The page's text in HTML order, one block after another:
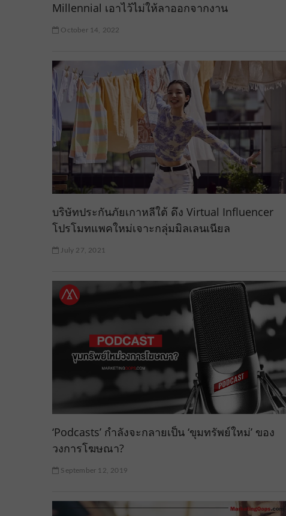
Millennial เอาไว้ไม่ให้ลาออกจากงาน
October 14, 2022
บริษัทประกันภัยเกาหลีใต้ ดึง Virtual Influencer
โปรโมทแพคใหม่เจาะกลุ่มมิลเลนเนียล
July 27, 2021
‘Podcasts’ กำลังจะกลายเป็น ‘ขุมทรัพย์ใหม่’ ของ
วงการโฆษณา?
September 12, 2019